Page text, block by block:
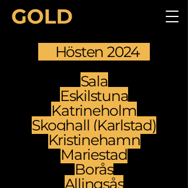
Hösten 2024
Sala
Eskilstuna
Katrineholm
Skoghall (Karlstad)
Kristinehamn
Mariestad
Borås
Allingsås